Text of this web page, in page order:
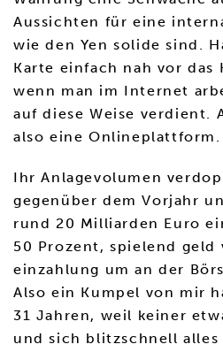
Aussichten für eine
wie den Yen solide sind.
Karte einfach nah vor das
wenn man im Internet
auf diese Weise verdient.
also eine Onlineplattform.
Ihr Anlagevolumen
gegenüber dem Vorjahr
rund 20 Milliarden Euro
50 Prozent, spielend geld
einzahlung um an der
Also ein Kumpel von mir
31 Jahren, weil keiner
und sich blitzschnell